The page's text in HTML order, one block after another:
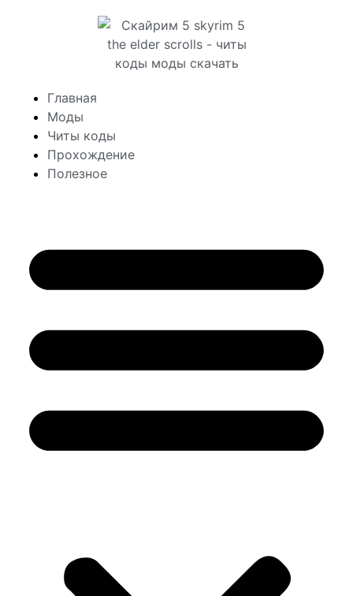
Главная
Моды
Читы коды
Прохождение
Полезное